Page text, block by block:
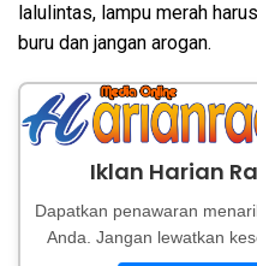
lalulintas, lampu merah
buru dan jangan arogan.
Iklan Harian
Dapatkan penawaran
Anda. Jangan lewatkan